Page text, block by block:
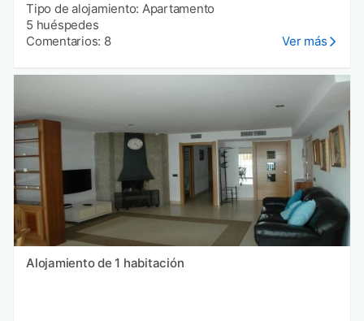
Tipo de alojamiento: Apartamento
5 huéspedes
Comentarios: 8
Ver más
Alojamiento de 1 habitación